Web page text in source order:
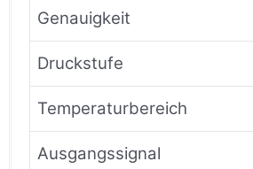
Genauigkeit
Druckstufe
Temperaturbereich
Ausgangssignal